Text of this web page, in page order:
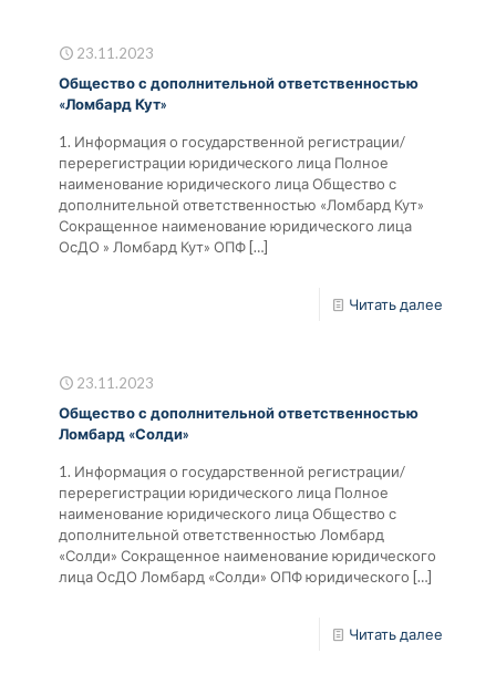
23.11.2023
Общество с дополнительной ответственностью
«Ломбард Кут»
1. Информация о государственной регистрации/
перерегистрации юридического лица Полное
наименование юридического лица Общество с
дополнительной ответственностью «Ломбард Кут»
Сокращенное наименование юридического лица
ОсДО » Ломбард Кут» ОПФ[…]
Читать далее
23.11.2023
Общество с дополнительной ответственностью
Ломбард «Солди»
1. Информация о государственной регистрации/
перерегистрации юридического лица Полное
наименование юридического лица Общество с
дополнительной ответственностью Ломбард
«Солди» Сокращенное наименование юридического
лица ОсДО Ломбард «Солди» ОПФ юридического […]
Читать далее